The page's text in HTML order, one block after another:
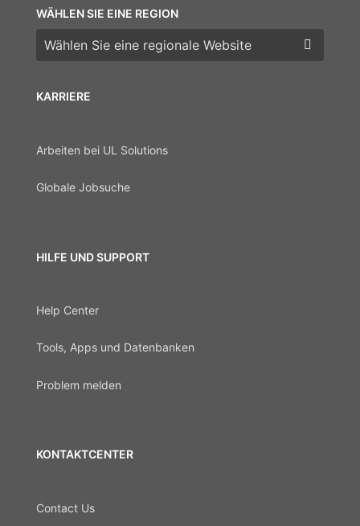
KARRIERE
Arbeiten bei UL Solutions
Globale Jobsuche
HILFE UND SUPPORT
Help Center
Tools, Apps und Datenbanken
Problem melden
KONTAKTCENTER
Contact Us
WÄHLEN SIE EINE REGION
Wählen Sie eine Region